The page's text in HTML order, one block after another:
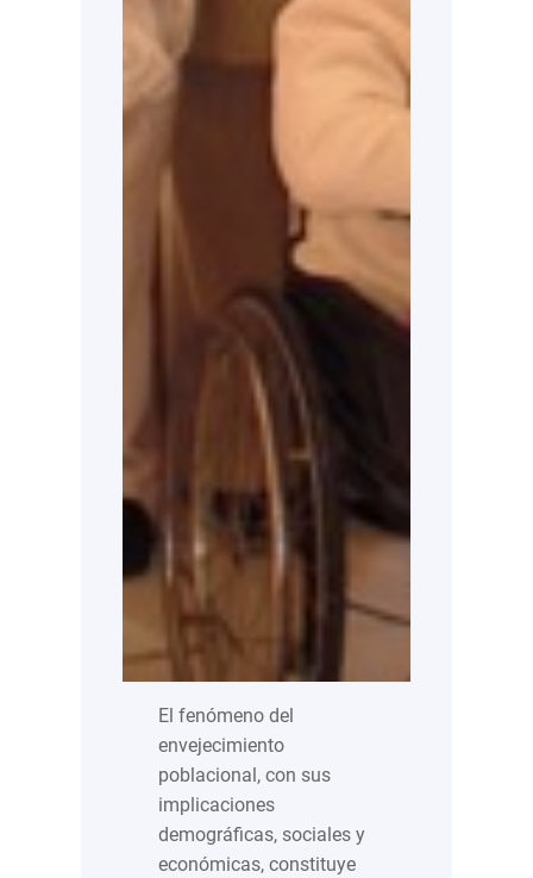
El fenómeno del
envejecimiento
poblacional, con sus
implicaciones
demográficas, sociales y
económicas, constituye